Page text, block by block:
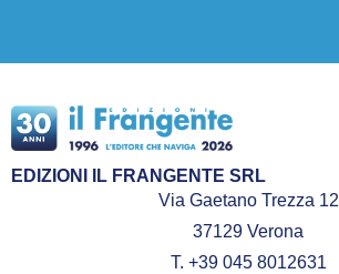
EDIZIONI IL FRANGENTE SRL
Via Gaetano Trezza 12
37129 Verona
T. +39 045 8012631